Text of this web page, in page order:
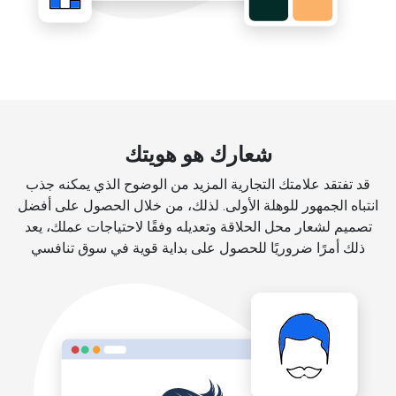
شعارك هو هويتك
قد تفتقد علامتك التجارية المزيد من الوضوح الذي يمكنه جذب
انتباه الجمهور للوهلة الأولى. لذلك، من خلال الحصول على أفضل
تصميم لشعار محل الحلاقة وتعديله وفقًا لاحتياجات عملك، يعد
ذلك أمرًا ضروريًا للحصول على بداية قوية في سوق تنافسي